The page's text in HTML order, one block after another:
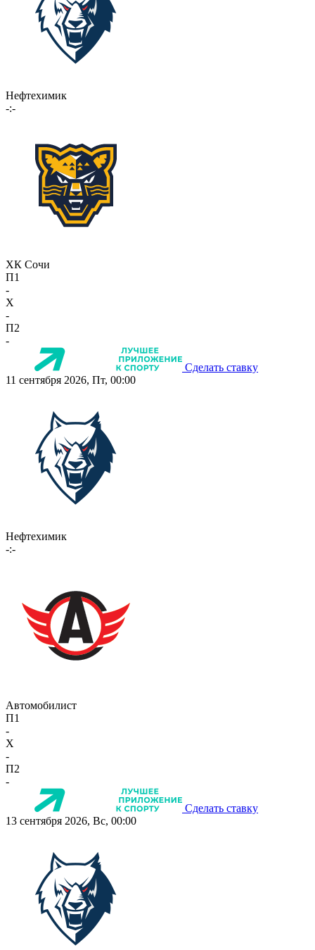
Нефтехимик
-:-
ХК Сочи
П1
-
X
-
П2
-
Сделать ставку
11 сентября 2026, Пт, 00:00
Нефтехимик
-:-
Автомобилист
П1
-
X
-
П2
-
Сделать ставку
13 сентября 2026, Вс, 00:00